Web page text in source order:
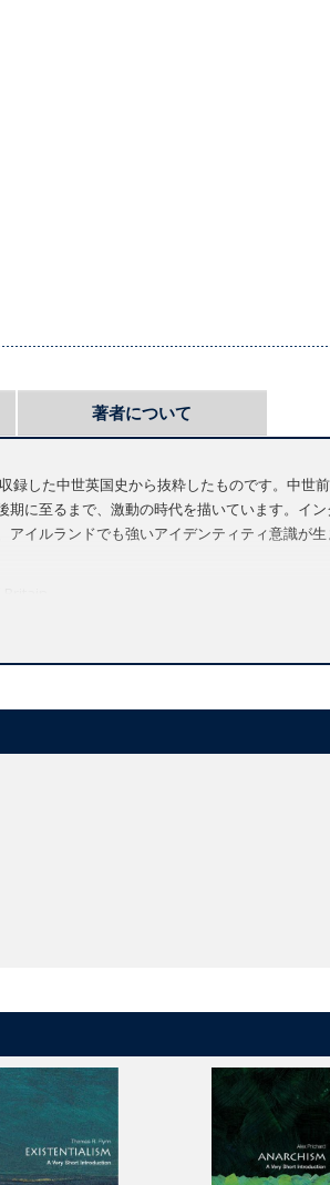
著者について
した中世英国史から抜粋したものです。中世
に至るまで、激動の時代を描いています。イ
イルランドでも強いアイデンティティ意識が生
in the early Middle Ages, through to
tradition.